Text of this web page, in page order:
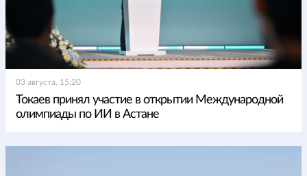
03 августа, 15:20
Токаев принял участие в открытии Международной
олимпиады по ИИ в Астане